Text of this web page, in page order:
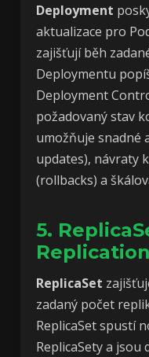
Deployment
aktualizace pro
zajišťují běh
Deploymentu
Deployment
požadovaný stav
umožňuje snadné
updates), návraty
(rollbacks) a
5.
ReplicaSet
zadaný počet
ReplicaSet spustí
ReplicaSety a